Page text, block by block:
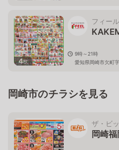
4枚
フィール
9時～21時
愛知県岡崎市欠町
岡崎市のチラシを見る
ザ・ビ
岡崎